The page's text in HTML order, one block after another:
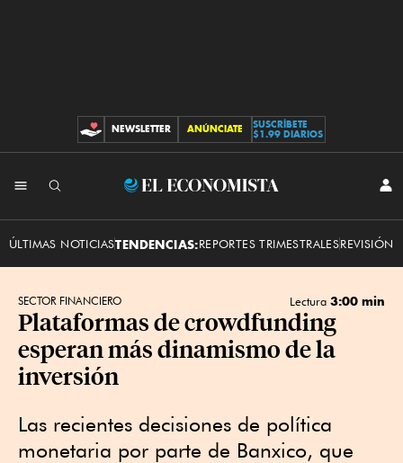
CONTRIBUCIONES
NEWSLETTER ANÚNCIATE
SUSCRÍBETE
$1.99 DIARIOS
El
ÚLTIMAS NOTICIASTENDENCIAS:REPORTES TRIMESTRALESREVISIÓN
SECTOR FINANCIERO Lectura 3:00 min
Plataformas de crowdfunding
esperan más dinamismo de la
inversión
Las recientes decisiones de política
monetaria por parte de Banxico, que